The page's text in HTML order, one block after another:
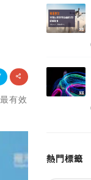
有效
熱門標籤